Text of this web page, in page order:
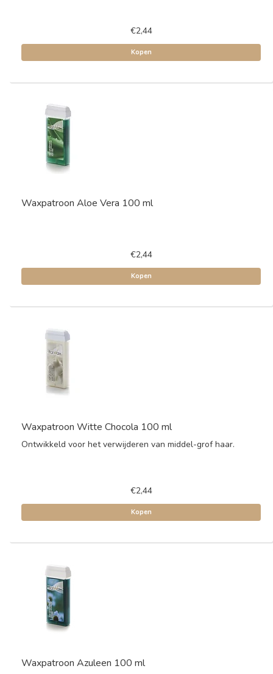
€2,44
Kopen
Waxpatroon Aloe Vera 100 ml
€2,44
Kopen
Waxpatroon Witte Chocola 100 ml
Ontwikkeld voor het verwijderen van middel-grof haar.
€2,44
Kopen
Waxpatroon Azuleen 100 ml